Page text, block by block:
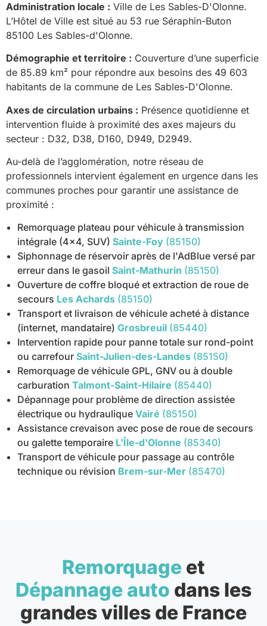
Administration locale : Ville de Les Sables-D'Olonne.
L’Hôtel de Ville est situé au 53 rue Séraphin-Buton
85100 Les Sables-d'Olonne.
Démographie et territoire : Couverture d’une superficie
de 85.89 km² pour répondre aux besoins des 49 603
habitants de la commune de Les Sables-D'Olonne.
Axes de circulation urbains : Présence quotidienne et
intervention fluide à proximité des axes majeurs du
secteur : D32, D38, D160, D949, D2949.
Au-delà de l’agglomération, notre réseau de
professionnels intervient également en urgence dans les
communes proches pour garantir une assistance de
proximité :
Remorquage plateau pour véhicule à transmission
intégrale (4x4, SUV) Sainte-Foy (85150)
Siphonnage de réservoir après de l'AdBlue versé par
erreur dans le gasoil Saint-Mathurin (85150)
Ouverture de coffre bloqué et extraction de roue de
secours Les Achards (85150)
Transport et livraison de véhicule acheté à distance
(internet, mandataire) Grosbreuil (85440)
Intervention rapide pour panne totale sur rond-point
ou carrefour Saint-Julien-des-Landes (85150)
Remorquage de véhicule GPL, GNV ou à double
carburation Talmont-Saint-Hilaire (85440)
Dépannage pour problème de direction assistée
électrique ou hydraulique Vairé (85150)
Assistance crevaison avec pose de roue de secours
ou galette temporaire L'Île-d'Olonne (85340)
Transport de véhicule pour passage au contrôle
technique ou révision Brem-sur-Mer (85470)
Remorquage et
Dépannage auto dans les
grandes villes de France